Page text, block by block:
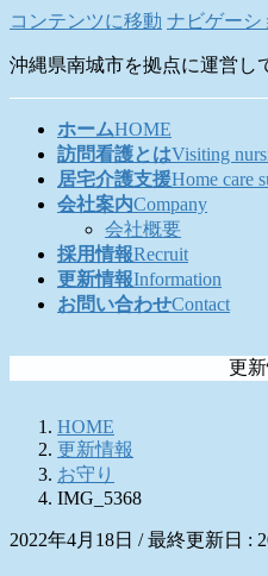
コンテンツに移動 ナビゲーシ
沖縄県南城市を拠点に運営し
ホームHOME
訪問看護とはVisiting
居宅介護支援Home care
会社案内Company
会社概要
採用情報Recruit
更新情報Information
お問い合わせContact
更
HOME
更新情報
お守り
IMG_5368
2022年4月18日 / 最終更新日 :